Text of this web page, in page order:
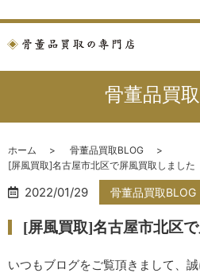
骨董品買
ホーム
骨董品買取BLOG
[屏風買取]名古屋市北区で屏風買取しました
2022/01/29 骨董品買取BLOG
[屏風買取]名古屋市北区
いつもブログをご覧頂きまして、